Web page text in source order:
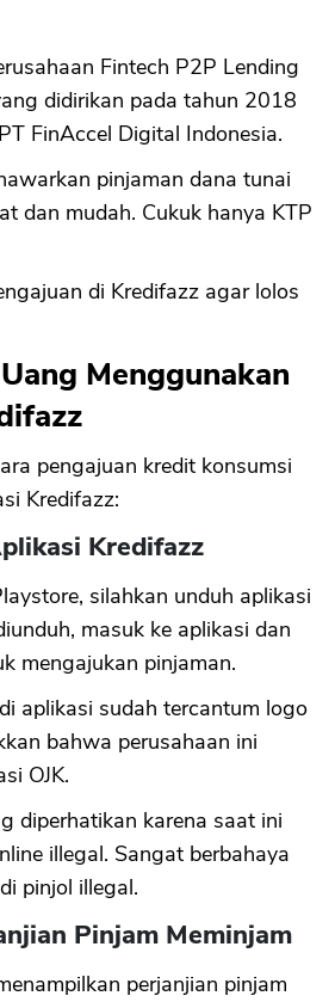
Fintech P2P Lending
didirikan pada tahun 2018
FinAccel Digital Indonesia.
pinjaman dana tunai
dan mudah. Cukuk hanya KTP
di Kredifazz agar lolos
Menggunakan
pengajuan kredit konsumsi
Kredifazz:
Kredifazz
silahkan unduh aplikasi
masuk ke aplikasi dan
mengajukan pinjaman.
aplikasi sudah tercantum logo
bahwa perusahaan ini
OJK.
diperhatikan karena saat ini
illegal. Sangat berbahaya
pinjol illegal.
Pinjam Meminjam
perjanjian pinjam